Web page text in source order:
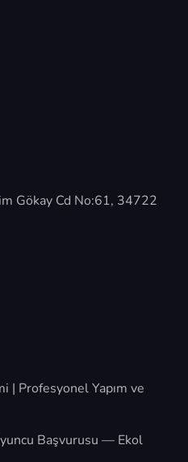
Gökay Cd No:61, 34722
| Profesyonel Yapım ve
Başvurusu — Ekol